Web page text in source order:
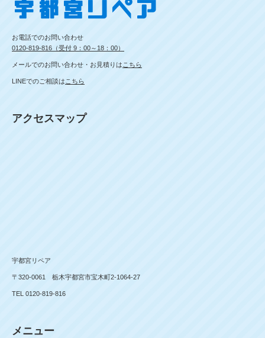
お電話でのお問い合わせ
0120-819-816（受付 9：00～18：00）
メールでのお問い合わせ・お見積りは こちら
LINEでのご相談は こちら
アクセスマップ
宇都宮リペア
〒320-0061 栃木宇都宮市宝木町2-1064-27
TEL 0120-819-816
メニュー